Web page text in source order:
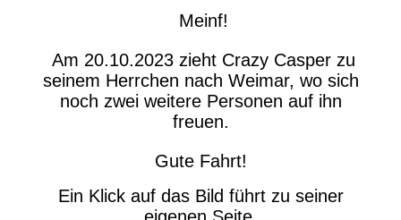
Meinf!
Am 20.10.2023 zieht Crazy Casper zu
seinem Herrchen nach Weimar, wo sich
noch zwei weitere Personen auf ihn
freuen.
Gute Fahrt!
Ein Klick auf das Bild führt zu seiner